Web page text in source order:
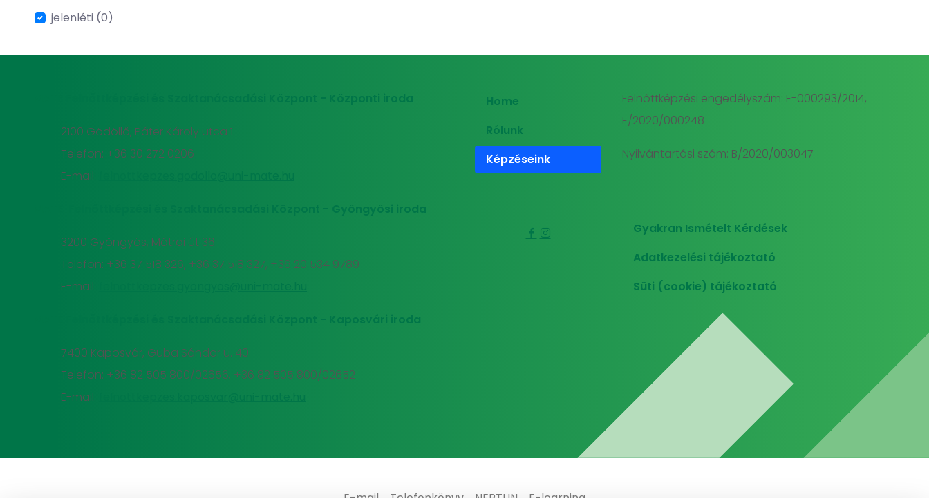
jelenléti (0)
2100 Gödöllő, Páter Károly utca 1.
Telefon: +36 30 272 0206
E-mail:
MATE Felnőttképzési és Szaktanácsadási Központ - Gyöngyösi iroda
3200 Gyöngyös, Mátrai út 36.
Telefon: +36 37 518 326, +36 37 518 327, +36 20 534 9789
E-mail:
7400 Kaposvár, Guba Sándor u. 40.
Telefon: +36 82 505 800/02656, +36 82 505 800/02652
E-mail:
Home
Rólunk
Képzéseink
Felnőttképzési engedélyszám: E-000293/2014,
E/2020/000248
Nyilvántartási szám: B/2020/003047
Gyakran Ismételt Kérdések
Adatkezelési tájékoztató
Süti (cookie) tájékoztató